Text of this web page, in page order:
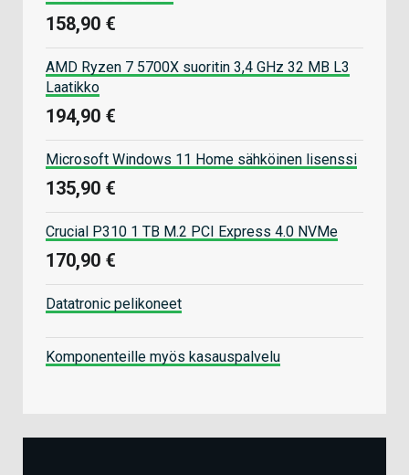
158,90 €
AMD Ryzen 7 5700X suoritin 3,4 GHz 32 MB L3
Laatikko
194,90 €
Microsoft Windows 11 Home sähköinen lisenssi
135,90 €
Crucial P310 1 TB M.2 PCI Express 4.0 NVMe
170,90 €
Datatronic pelikoneet
Komponenteille myös kasauspalvelu